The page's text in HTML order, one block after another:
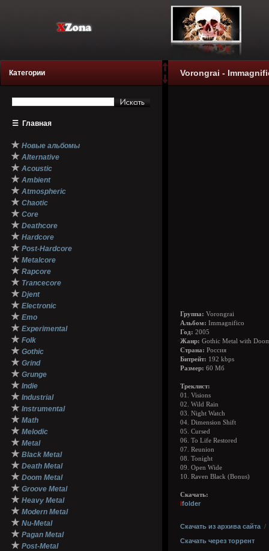
Категории
☰ Главная
★ Новые альбомы
★ Alternative
★ Acoustic
★ Ambient
★ Atmospheric
★ Chaotic
★ Core
★ Deathcore
★ Hardcore
★ Post-Hardcore
★ Metalcore
★ Rapcore
★ Trancecore
★ Djent
★ Electronic
★ Emo
★ Experimental
★ Folk
★ Gothic
★ Grind
★ Grunge
★ Indie
★ Industrial
★ Instrumental
★ Math
★ Melodic
★ Metal
★ Black Metal
★ Death Metal
★ Doom Metal
★ Groove Metal
★ Heavy Metal
★ Modern Metal
★ Nu-Metal
★ Pagan Metal
★ Post-Metal
Vorongrai -
Группа: Vorongrai
Альбом: Immagnifico
Год: 2005
Жанр: Gothic Metal with
Страна: Россия
Битрейт: 192 kbps
Размер: 60 Мб
Треклист:
01. Visions
02. Wild Rain
03. Night Watch
04. Dimension Shift
05. Cursed
06. To Life Restored
07. Reunion
08. Tonight
09. Open Wide
10. Raven Black (Bonus)
Скачать:
ifolder
Скачать из архива сайта /
Скачать через торрент